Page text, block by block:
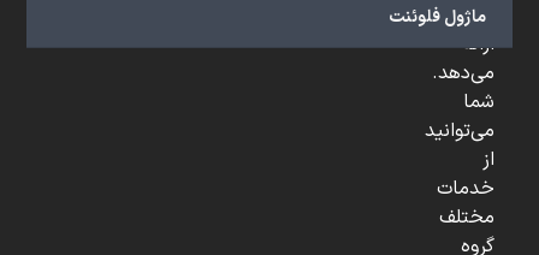
ماژول فلوئنت
...
ارائه
می‌دهد.
شما
می‌توانید
از
خدمات
مختلف
گروه